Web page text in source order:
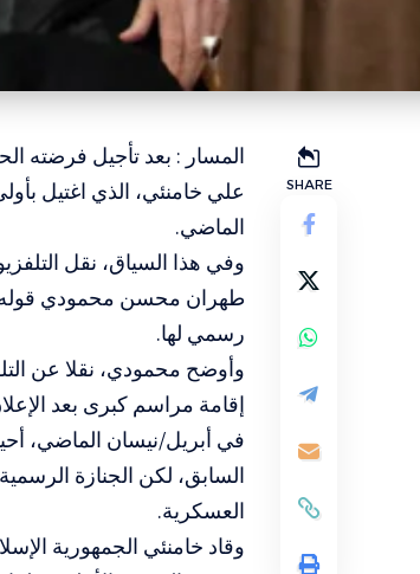
SHARE
المسار : بعد تأجيل فرضته
الماضي.
وفي هذا السياق، نقل
طهران محسن محمودي قوله
رسمي لها.
وأوضح محمودي، نقلا عن
إقامة مراسم كبرى بعد
السابق، لكن الجنازة
العسكرية.
وقاد خامنئي الجمهورية